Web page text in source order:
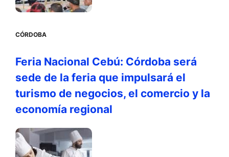
CÓRDOBA
Feria Nacional Cebú: Córdoba será
sede de la feria que impulsará el
turismo de negocios, el comercio y la
economía regional